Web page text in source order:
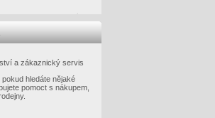
a zákaznický servis
hledáte nějaké
pomoct s nákupem,